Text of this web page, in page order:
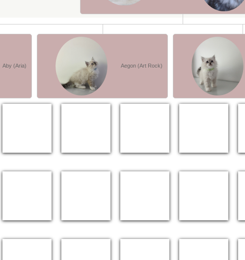
Aby (Aria) Aegon (Art Rock)